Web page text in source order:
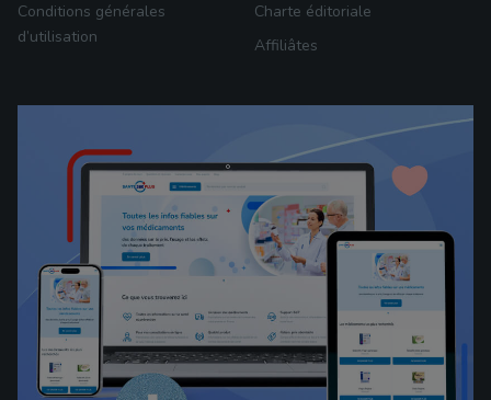
Conditions générales
d’utilisation
Charte éditoriale
Affiliâtes